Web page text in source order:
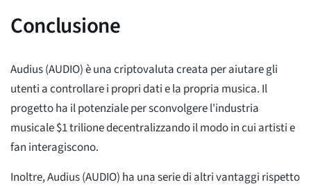
Conclusione
Audius (AUDIO) è una criptovaluta creata per aiutare gli
utenti a controllare i propri dati e la propria musica. Il
progetto ha il potenziale per sconvolgere l'industria
musicale $1 trilione decentralizzando il modo in cui artisti e
fan interagiscono.
Inoltre, Audius (AUDIO) ha una serie di altri vantaggi rispetto